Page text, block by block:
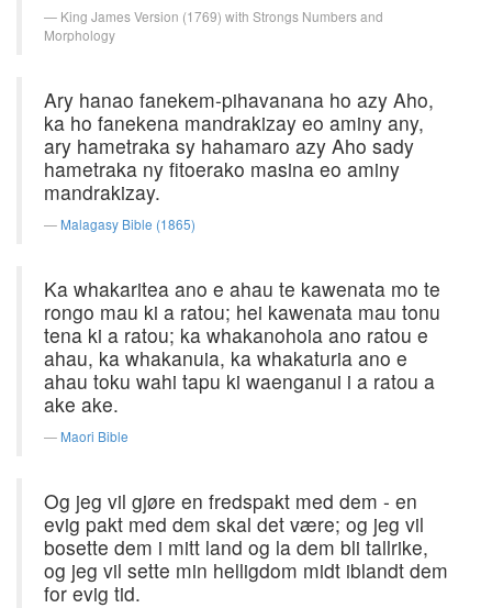
King James Version (1769) with Strongs Numbers and
Morphology
Ary hanao fanekem-pihavanana ho azy Aho,
ka ho fanekena mandrakizay eo aminy any,
ary hametraka sy hahamaro azy Aho sady
hametraka ny fitoerako masina eo aminy
mandrakizay.
Malagasy Bible (1865)
Ka whakaritea ano e ahau te kawenata mo te
rongo mau ki a ratou; hei kawenata mau tonu
tena ki a ratou; ka whakanohoia ano ratou e
ahau, ka whakanuia, ka whakaturia ano e
ahau toku wahi tapu ki waenganui i a ratou a
ake ake.
Maori Bible
Og jeg vil gjøre en fredspakt med dem - en
evig pakt med dem skal det være; og jeg vil
bosette dem i mitt land og la dem bli tallrike,
og jeg vil sette min helligdom midt iblandt dem
for evig tid.